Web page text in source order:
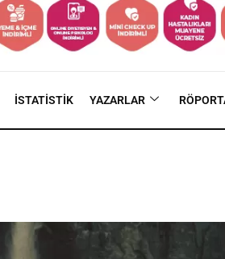
İSTATISTIK YAZARLAR